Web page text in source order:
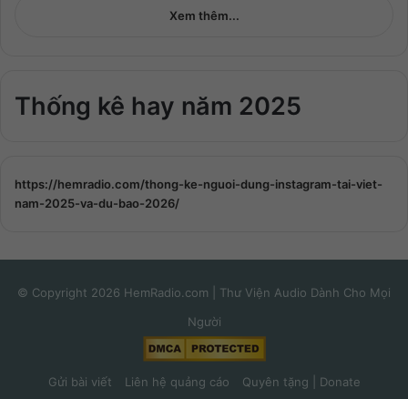
Xem thêm...
Thống kê hay năm 2025
https://hemradio.com/thong-ke-nguoi-dung-instagram-tai-viet-
nam-2025-va-du-bao-2026/
© Copyright 2026 HemRadio.com | Thư Viện Audio Dành Cho Mọi
Người
Gửi bài viết Liên hệ quảng cáo Quyên tặng | Donate